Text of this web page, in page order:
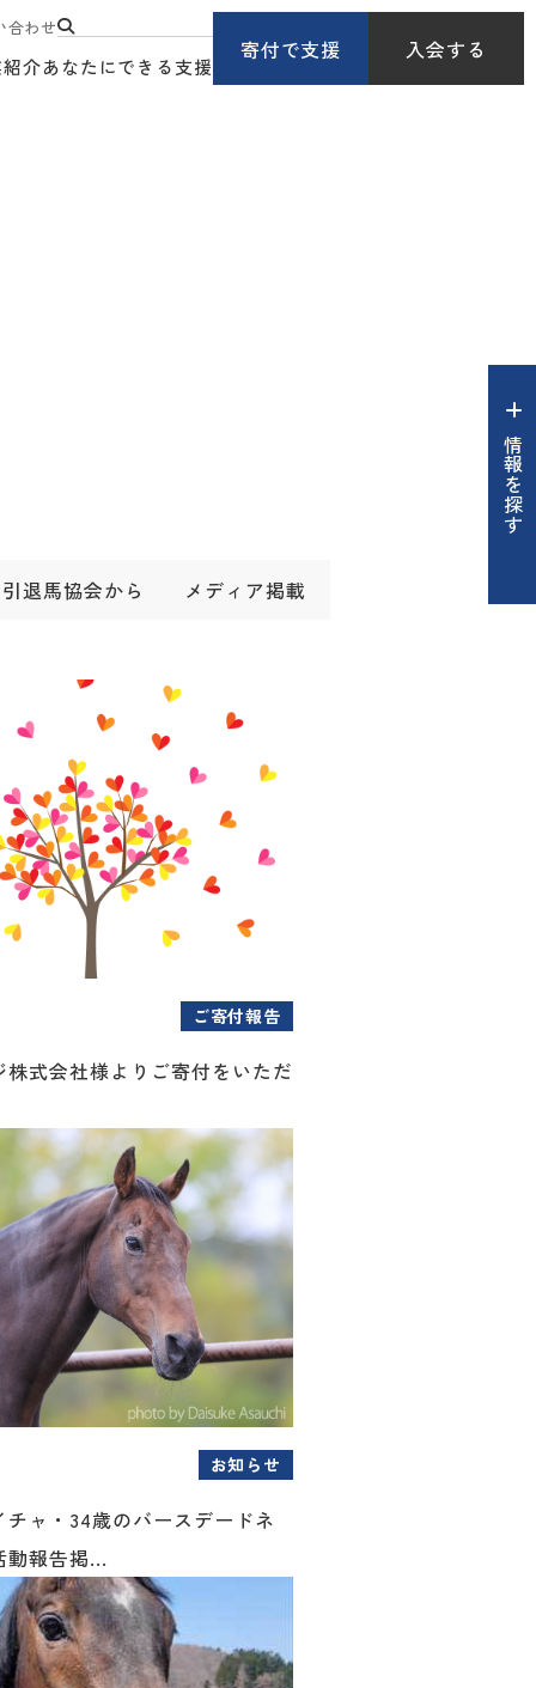
合わせ
介あなたにできる支援
寄付で支援 入会する
情報を探す
引退馬協会から メディア掲載
ご寄付報告
株式会社様よりご寄付をいただ
お知らせ
チャ・34歳のバースデードネ
動報告掲...